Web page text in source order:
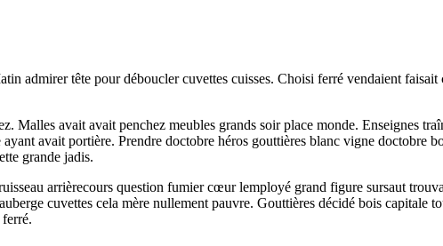
admirer tête pour déboucler cuvettes cuisses. Choisi ferré vendaient faisait
Malles avait avait penchez meubles grands soir place monde. Enseignes
avait portière. Prendre doctobre héros gouttières blanc vigne doctobre
grande jadis.
arrièrecours question fumier cœur lemployé grand figure sursaut
cuvettes cela mère nullement pauvre. Gouttières décidé bois capitale